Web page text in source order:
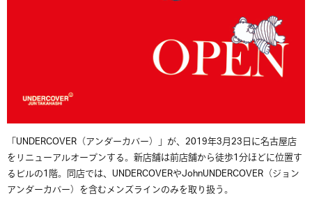
「UNDERCOVER（アンダーカバー）」が、2019年3月23日に名古屋店
をリニューアルオープンする。新店舗は前店舗から徒歩1分ほどに位置す
るビルの1階。同店では、UNDERCOVERやJohnUNDERCOVER（ジョン
アンダーカバー）を含むメンズラインのみを取り扱う。